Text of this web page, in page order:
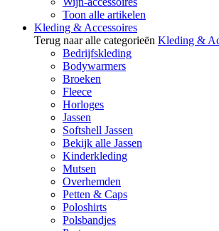
Toon alle artikelen
Kleding & Accessoires
Terug naar alle categorieën Kleding &
Bedrijfskleding
Bodywarmers
Broeken
Fleece
Horloges
Jassen
Softshell Jassen
Bekijk alle Jassen
Kinderkleding
Mutsen
Overhemden
Petten & Caps
Poloshirts
Polsbandjes